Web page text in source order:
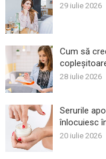
29 iulie 2026
Cum să
28 iulie 2026
Serurile
înlocuiesc
20 iulie 2026